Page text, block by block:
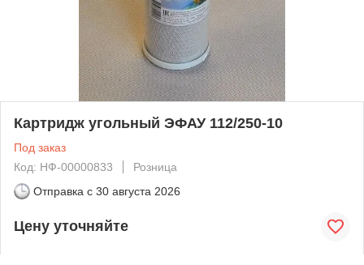
Картридж угольный ЭФАУ 112/250-10
Под заказ
Код: НФ-00000833
Розница
Отправка с 30 августа 2026
Цену уточняйте